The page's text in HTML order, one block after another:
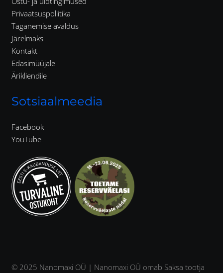
Privaatsuspoliitika
Taganemise avaldus
Järelmaks
Kontakt
Edasimüüjale
Ärikliendile
Sotsiaalmeedia
Facebook
YouTube
© 2025 Nanomaxi OÜ | Nanomaxi OÜ omab Saksa tootja